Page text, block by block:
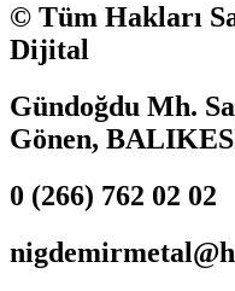
© Tüm Hakları
Dijital
Gündoğdu Mh.
Gönen,
0 (266) 762 02 02